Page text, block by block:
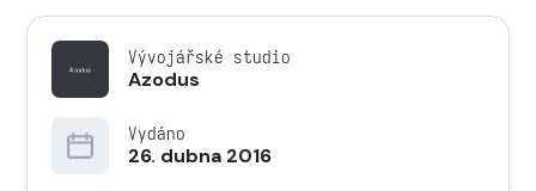
Vývojářské studio
Azodus
Vydáno
26. dubna 2016